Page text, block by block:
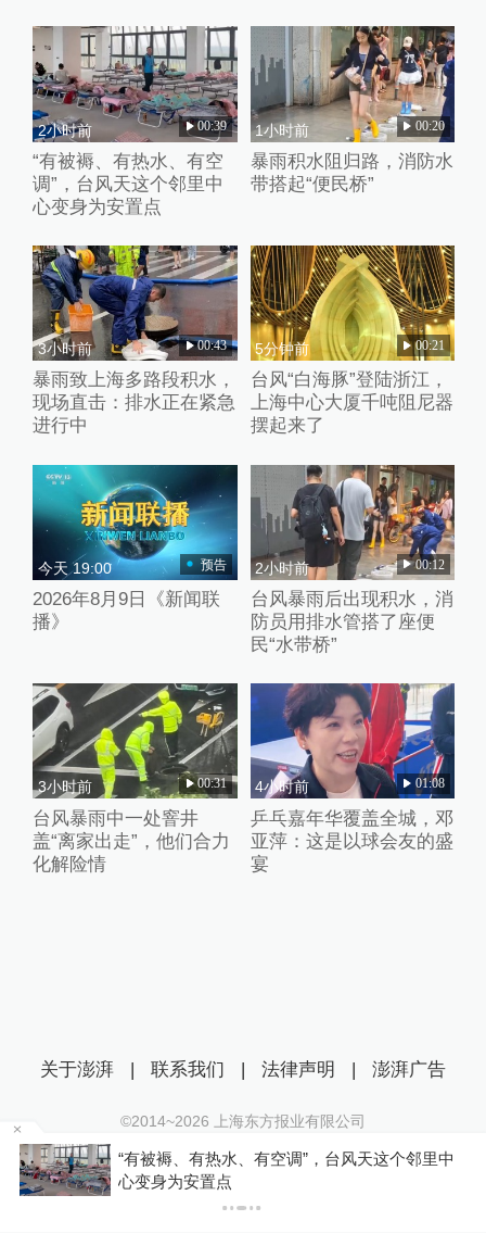
2小时前 00:39
“有被褥、有热水、有空
调”，台风天这个邻里中
心变身为安置点
1小时前 00:20
暴雨积水阻归路，消防水
带搭起“便民桥”
3小时前 00:43
暴雨致上海多路段积水，
现场直击：排水正在紧急
进行中
5分钟前 00:21
台风“白海豚”登陆浙江，
上海中心大厦千吨阻尼器
摆起来了
今天 19:00 预告
2026年8月9日《新闻联
播》
2小时前 00:12
台风暴雨后出现积水，消
防员用排水管搭了座便
民“水带桥”
3小时前 00:31
台风暴雨中一处窨井
盖“离家出走”，他们合力
化解险情
4小时前 01:08
乒乓嘉年华覆盖全城，邓
亚萍：这是以球会友的盛
宴
空调”，台风天这个邻里中
湖南一企业诉县政府未
关于澎湃 | 联系我们 | 法律声明 | 澎湃广告
©2014~2026 上海东方报业有限公司
沪ICP证：沪B2-20170116 | 沪ICP备14003370号
互联网新闻信息服务许可证：31120170006
沪公网安备 31010602000299号